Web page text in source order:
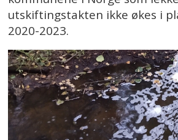
utskiftingstakten ikke økes i
2020-2023.